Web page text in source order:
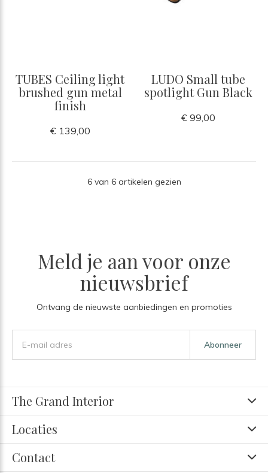
TUBES Ceiling light
brushed gun metal
finish
€ 139,00
LUDO Small tube
spotlight Gun Black
€ 99,00
6 van 6 artikelen gezien
Meld je aan voor onze
nieuwsbrief
Ontvang de nieuwste aanbiedingen en promoties
Abonneer
The Grand Interior
Locaties
Contact